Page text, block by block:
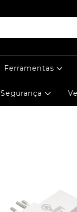
Ferramentas
Segurança